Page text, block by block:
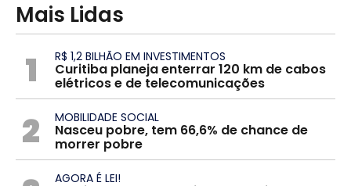
Mais Lidas
1 R$ 1,2 BILHÃO EM INVESTIMENTOS
Curitiba planeja enterrar 120 km de cabos
elétricos e de telecomunicações
2 MOBILIDADE SOCIAL
Nasceu pobre, tem 66,6% de chance de
morrer pobre
AGORA É LEI!